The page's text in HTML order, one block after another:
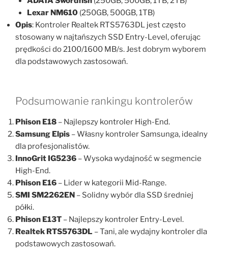
Lexar NM610(250GB, 500GB, 1TB)
Opis: Kontroler Realtek RTS5763DL jest często
stosowany w najtańszych SSD Entry-Level, oferując
prędkości do 2100/1600 MB/s. Jest dobrym wyborem
dla podstawowych zastosowań.
Podsumowanie rankingu kontrolerów
Phison E18 – Najlepszy kontroler High-End.
Samsung Elpis – Własny kontroler Samsunga, idealny
dla profesjonalistów.
InnoGrit IG5236 – Wysoka wydajność w segmencie
High-End.
Phison E16 – Lider w kategorii Mid-Range.
SMI SM2262EN – Solidny wybór dla SSD średniej
półki.
Phison E13T – Najlepszy kontroler Entry-Level.
Realtek RTS5763DL – Tani, ale wydajny kontroler dla
podstawowych zastosowań.